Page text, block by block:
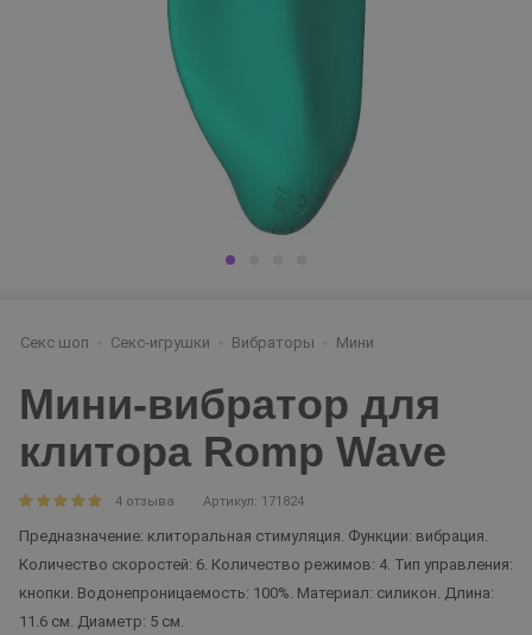
Секс шоп Секс-игрушки Вибраторы Мини
Мини-вибратор для
клитора Romp Wave
4 отзыва Артикул: 171824
Предназначение: клиторальная стимуляция. Функции: вибрация.
Количество скоростей: 6. Количество режимов: 4. Тип управления:
кнопки. Водонепроницаемость: 100%. Материал: силикон. Длина:
11.6 см. Диаметр: 5 см.